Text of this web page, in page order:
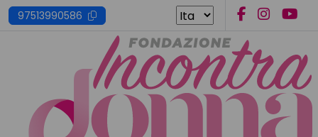
Skip
to
97513990586